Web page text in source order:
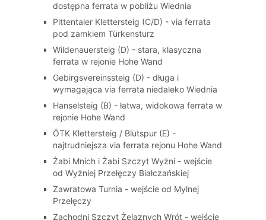
dostępna ferrata w pobliżu Wiednia
Pittentaler Klettersteig (C/D) - via ferrata
pod zamkiem Türkensturz
Wildenauersteig (D) - stara, klasyczna
ferrata w rejonie Hohe Wand
Gebirgsvereinssteig (D) - długa i
wymagająca via ferrata niedaleko Wiednia
Hanselsteig (B) - łatwa, widokowa ferrata w
rejonie Hohe Wand
ÖTK Klettersteig / Blutspur (E) -
najtrudniejsza via ferrata rejonu Hohe Wand
Żabi Mnich i Żabi Szczyt Wyżni - wejście
od Wyżniej Przełęczy Białczańskiej
Zawratowa Turnia - wejście od Mylnej
Przełęczy
Zachodni Szczyt Żelaznych Wrót - wejście